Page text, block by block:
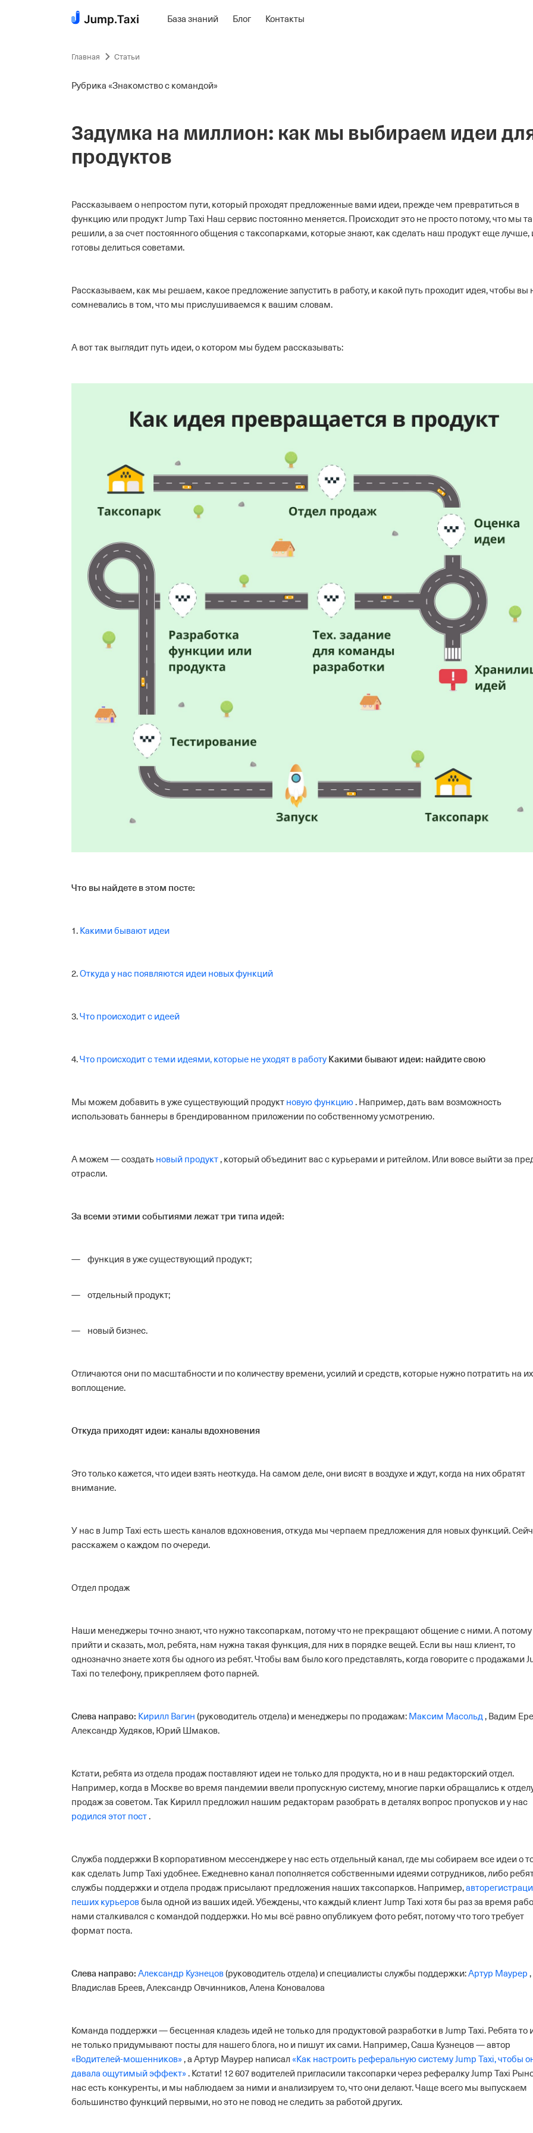
База знаний Блог Контакты
Главная Статьи
Рубрика «Знакомство с командой»
Задумка на миллион: как мы выбираем идеи
продуктов
Рассказываем о непростом пути, который проходят предложенные вами идеи, прежде чем превратиться в
функцию или продукт Jump Taxi Наш сервис постоянно меняется. Происходит это не просто потому, что мы
решили, а за счет постоянного общения с таксопарками, которые знают, как сделать наш продукт еще лучше,
готовы делиться советами.
Рассказываем, как мы решаем, какое предложение запустить в работу, и какой путь проходит идея, чтобы вы
сомневались в том, что мы прислушиваемся к вашим словам.
А вот так выглядит путь идеи, о котором мы будем рассказывать:
Что вы найдете в этом посте:
1. Какими бывают идеи
2.Откуда у нас появляются идеи новых функций
3.Что происходит с идеей
4.Что происходит с теми идеями, которые не уходят в работу Какими бывают идеи: найдите свою
Мы можем добавить в уже существующий продукт новую функцию . Например, дать вам возможность
использовать баннеры в брендированном приложении по собственному усмотрению.
А можем — создать новый продукт , который объединит вас с курьерами и ритейлом. Или вовсе выйти за
отрасли.
За всеми этими событиями лежат три типа идей:
функция в уже существующий продукт;
отдельный продукт;
новый бизнес.
Отличаются они по масштабности и по количеству времени, усилий и средств, которые нужно потратить на их
воплощение.
Откуда приходят идеи: каналы вдохновения
Это только кажется, что идеи взять неоткуда. На самом деле, они висят в воздухе и ждут, когда на них обратят
внимание.
У нас в Jump Taxi есть шесть каналов вдохновения, откуда мы черпаем предложения для новых функций.
расскажем о каждом по очереди.
Отдел продаж
Наши менеджеры точно знают, что нужно таксопаркам, потому что не прекращают общение с ними. А потому
прийти и сказать, мол, ребята, нам нужна такая функция, для них в порядке вещей. Если вы наш клиент, то
однозначно знаете хотя бы одного из ребят. Чтобы вам было кого представлять, когда говорите с продажами
Taxi по телефону, прикрепляем фото парней.
Слева направо: Кирилл Вагин (руководитель отдела) и менеджеры по продажам: Максим Масольд , Вадим
Александр Худяков, Юрий Шмаков.
Кстати, ребята из отдела продаж поставляют идеи не только для продукта, но и в наш редакторский отдел.
Например, когда в Москве во время пандемии ввели пропускную систему, многие парки обращались к
продаж за советом. Так Кирилл предложил нашим редакторам разобрать в деталях вопрос пропусков и у нас
родился этот пост .
Служба поддержки В корпоративном мессенджере у нас есть отдельный канал, где мы собираем все идеи о
как сделать Jump Taxi удобнее. Ежедневно канал пополняется собственными идеями сотрудников, либо
службы поддержки и отдела продаж присылают предложения наших таксопарков. Например,
пеших курьеровбыла одной из ваших идей.Убеждены, что каждый клиент Jump Taxi хотя бы раз за время
нами сталкивался с командой поддержки. Но мы всё равно опубликуем фото ребят, потому что того требует
формат поста.
Слева направо: Александр Кузнецов(руководитель отдела) и специалисты службы поддержки:Артур Маурер ,
Владислав Бреев, Александр Овчинников, Алена Коновалова
Команда поддержки — бесценная кладезь идей не только для продуктовой разработки в Jump Taxi. Ребята то
не только придумывают посты для нашего блога, но и пишут их сами. Например, Саша Кузнецов — автор
«Водителей-мошенников» , а Артур Маурер написал «Как настроить реферальную систему Jump Taxi, чтобы
давала ощутимый эффект» . Кстати! 12 607 водителей пригласили таксопарки через рефералку Jump Taxi
нас есть конкуренты, и мы наблюдаем за ними и анализируем то, что они делают. Чаще всего мы выпускаем
большинство функций первыми, но это не повод не следить за работой других.